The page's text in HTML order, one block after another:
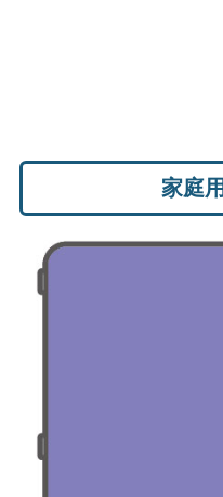
家庭